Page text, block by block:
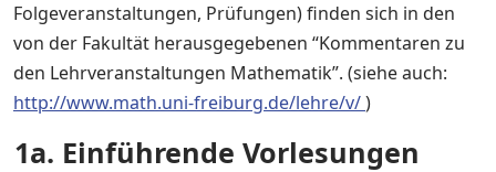
Folgeveranstaltungen, Prüfungen) finden sich in den
von der Fakultät herausgegebenen “Kommentaren zu
den Lehrveranstaltungen Mathematik”. (siehe auch:
http://www.math.uni-freiburg.de/lehre/v/)
1a. Einführende Vorlesungen